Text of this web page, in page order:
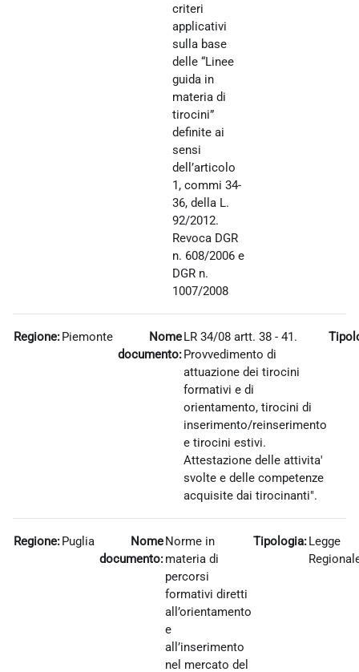
criteri
applicativi
sulla base
delle “Linee
guida in
materia di
tirocini”
definite ai
sensi
dell’articolo
1, commi 34-
36, della L.
92/2012.
Revoca DGR
n. 608/2006 e
DGR n.
1007/2008
Regione:Piemonte
Nome
documento:
LR 34/08 artt. 38 - 41.
Provvedimento di
attuazione dei tirocini
formativi e di
orientamento, tirocini di
inserimento/reinserimento
e tirocini estivi.
Attestazione delle attivita'
svolte e delle competenze
acquisite dai tirocinanti".
Regione:Puglia
Nome
documento:
Norme in
materia di
percorsi
formativi diretti
all’orientamento
e
all’inserimento
nel mercato del
Tipologia:Legge